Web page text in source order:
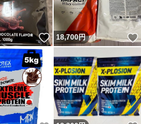
いいね！
18,700円